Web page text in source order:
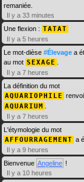
remaniée.
Il y a 33 minutes
Une flexion : TATAT
Il y a 5 heures
Le mot-dièse #Élevage a
au mot SEXAGE
Il y a 7 heures
La définition du mot
AQUARIOPHILE
AQUARIUM
Il y a 7 heures
L'étymologie du mot
AFFOURRAGEMENT a
Il y a 9 heures
Bienvenue Angeline !
Il y a 10 heures